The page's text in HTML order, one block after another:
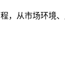
，从市场环境